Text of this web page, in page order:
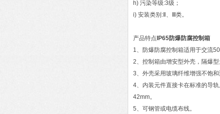
h) 污染等级:3级；
i) 安装类别:Ⅱ、Ⅲ类。
产品特点 IP65防爆防腐控制箱
1、防爆防腐控制箱适用于交流
2、控制箱由增安型外壳，隔爆
3、外壳采用玻璃纤维增强不饱
4、内装元件直接卡在标准的导
42mm。
5、可钢管或电缆布线。